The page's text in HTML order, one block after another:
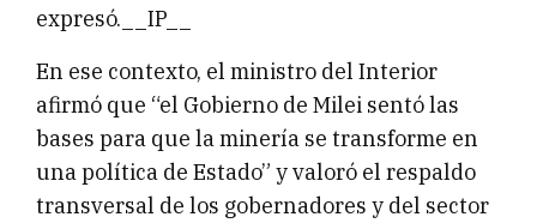
expresó.__IP__
En ese contexto, el ministro del Interior
afirmó que “el Gobierno de Milei sentó las
bases para que la minería se transforme en
una política de Estado” y valoró el respaldo
transversal de los gobernadores y del sector